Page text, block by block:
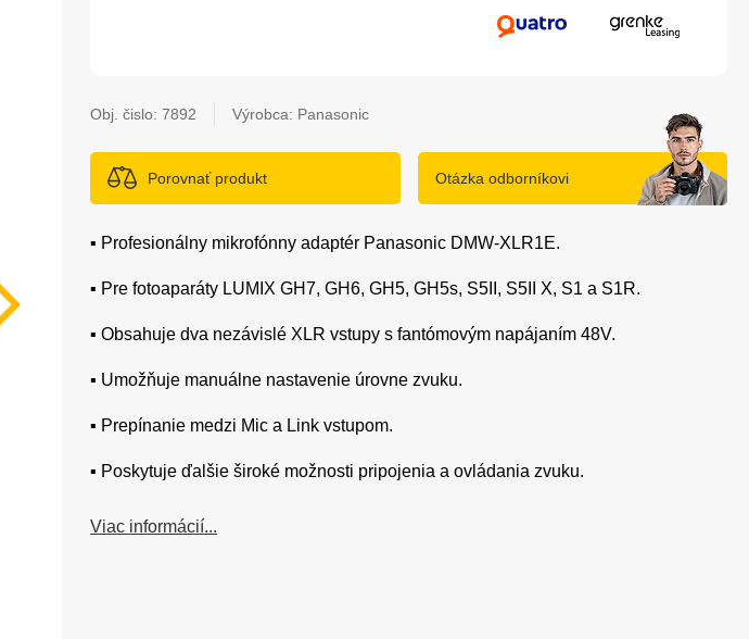
Obj. čislo:7892 Výrobca: Panasonic
Porovnať produkt Otázka odborníkovi
▪️ Profesionálny mikrofónny adaptér Panasonic DMW-XLR1E.
▪️ Pre fotoaparáty LUMIX GH7, GH6, GH5, GH5s, S5II, S5II X, S1 a S1R.
▪️ Obsahuje dva nezávislé XLR vstupy s fantómovým napájaním 48V.
▪️ Umožňuje manuálne nastavenie úrovne zvuku.
▪️ Prepínanie medzi Mic a Link vstupom.
▪️ Poskytuje ďalšie široké možnosti pripojenia a ovládania zvuku.
Viac informácií...